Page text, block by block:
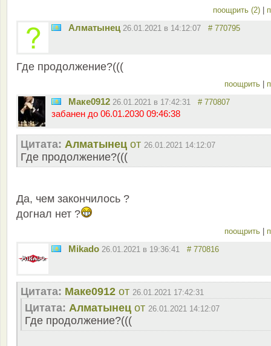
поощрить (2)
Алматынец 26.01.2021 в 14:12:07 # 770795
Где продолжение?(((
поощрить
Маке0912 26.01.2021 в 17:42:31 # 770807
забанен до 06.01.2030 09:46:38
Цитата: Алматынец от 26.01.2021 14:12:07
Где продолжение?(((
Да, чем закончилось ?
догнал нет ?
поощрить
Mikado 26.01.2021 в 19:36:41 # 770816
Цитата: Маке0912 от 26.01.2021 17:42:31
Цитата: Алматынец от 26.01.2021 14:12:07
Где продолжение?(((